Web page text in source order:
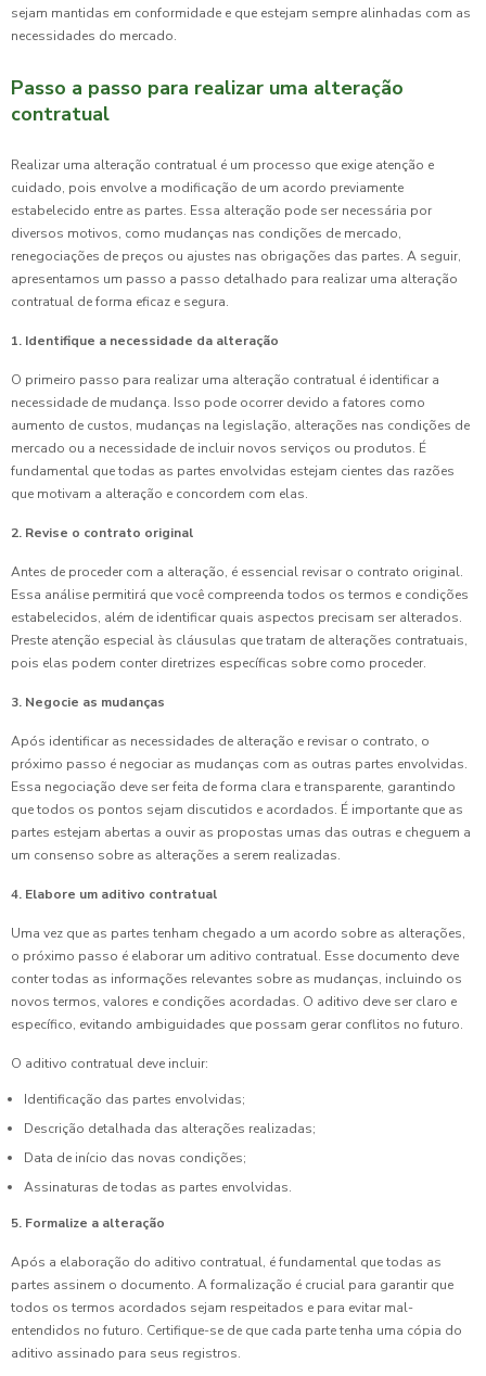
sejam mantidas em conformidade e que estejam sempre alinhadas com as
necessidades do mercado.
Passo a passo para realizar uma alteração
contratual
Realizar uma alteração contratual é um processo que exige atenção e
cuidado, pois envolve a modificação de um acordo previamente
estabelecido entre as partes. Essa alteração pode ser necessária por
diversos motivos, como mudanças nas condições de mercado,
renegociações de preços ou ajustes nas obrigações das partes. A seguir,
apresentamos um passo a passo detalhado para realizar uma alteração
contratual de forma eficaz e segura.
1. Identifique a necessidade da alteração
O primeiro passo para realizar uma alteração contratual é identificar a
necessidade de mudança. Isso pode ocorrer devido a fatores como
aumento de custos, mudanças na legislação, alterações nas condições de
mercado ou a necessidade de incluir novos serviços ou produtos. É
fundamental que todas as partes envolvidas estejam cientes das razões
que motivam a alteração e concordem com elas.
2. Revise o contrato original
Antes de proceder com a alteração, é essencial revisar o contrato original.
Essa análise permitirá que você compreenda todos os termos e condições
estabelecidos, além de identificar quais aspectos precisam ser alterados.
Preste atenção especial às cláusulas que tratam de alterações contratuais,
pois elas podem conter diretrizes específicas sobre como proceder.
3. Negocie as mudanças
Após identificar as necessidades de alteração e revisar o contrato, o
próximo passo é negociar as mudanças com as outras partes envolvidas.
Essa negociação deve ser feita de forma clara e transparente, garantindo
que todos os pontos sejam discutidos e acordados. É importante que as
partes estejam abertas a ouvir as propostas umas das outras e cheguem a
um consenso sobre as alterações a serem realizadas.
4. Elabore um aditivo contratual
Uma vez que as partes tenham chegado a um acordo sobre as alterações,
o próximo passo é elaborar um aditivo contratual. Esse documento deve
conter todas as informações relevantes sobre as mudanças, incluindo os
novos termos, valores e condições acordadas. O aditivo deve ser claro e
específico, evitando ambiguidades que possam gerar conflitos no futuro.
O aditivo contratual deve incluir:
Identificação das partes envolvidas;
Descrição detalhada das alterações realizadas;
Data de início das novas condições;
Assinaturas de todas as partes envolvidas.
5. Formalize a alteração
Após a elaboração do aditivo contratual, é fundamental que todas as
partes assinem o documento. A formalização é crucial para garantir que
todos os termos acordados sejam respeitados e para evitar mal-
entendidos no futuro. Certifique-se de que cada parte tenha uma cópia do
aditivo assinado para seus registros.